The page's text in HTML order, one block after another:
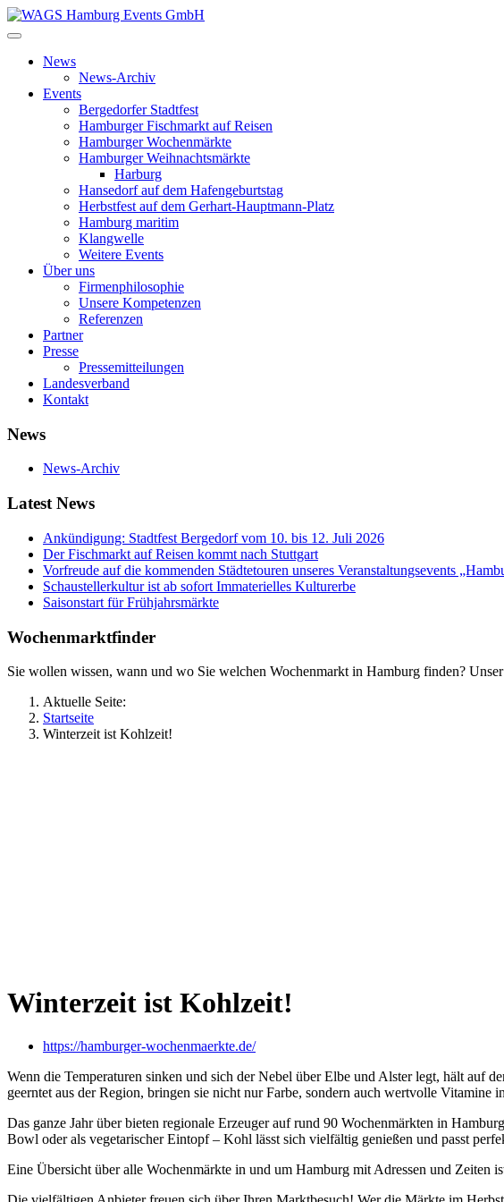
News
News-Archiv
Events
Bergedorfer Stadtfest
Hamburger Fischmarkt auf Reisen
Hamburger Wochenmärkte
Hamburger Weihnachtsmärkte
Harburg
Hansedorf auf dem Hafengeburtstag
Herbstfest auf dem Gerhart-Hauptmann-Platz
Hamburg maritim
Klangwelle
Weitere Events
Über uns
Firmenphilosophie
Unsere Kompetenzen
Referenzen
Partner
Presse
Pressemitteilungen
Landesverband
Kontakt
News
News-Archiv
Latest News
Ankündigung: Stadtfest Bergedorf vom 10. bis 12. Juli 2026
Der Fischmarkt auf Reisen kommt nach Stuttgart
Vorfreude auf die kommenden Städtetouren unseres Veranstaltungsevents
Schaustellerkultur ist ab sofort Immaterielles Kulturerbe
Saisonstart für Frühjahrsmärkte
Wochenmarktfinder
Sie wollen wissen, wann und wo Sie welchen Wochenmarkt in Hamburg finden? Unser
Aktuelle Seite:
Startseite
Winterzeit ist Kohlzeit!
Winterzeit ist Kohlzeit!
https://hamburger-wochenmaerkte.de/
Wenn die Temperaturen sinken und sich derNebel über Elbe und Alster legt, hält auf
geerntet aus der Region, bringen sie nicht nur Farbe, sondern auch wertvolle Vitamine
Das ganze Jahr über bieten regionale Erzeuger auf rund 90 Wochenmärkten in
Bowl oder als vegetarischer Eintopf – Kohl lässt sich vielfältig genießen und passt
Eine Übersicht über alle Wochenmärkte in und um Hamburg mit Adressen und Zeiten